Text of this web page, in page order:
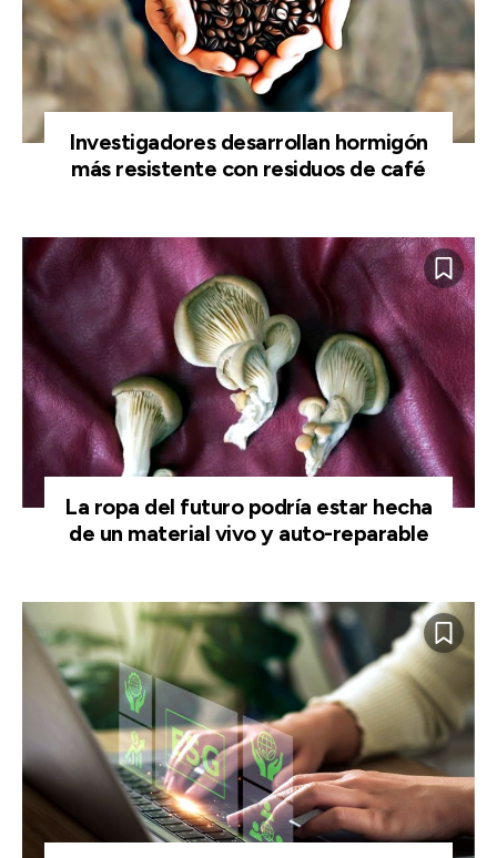
Investigadores desarrollan hormigón
más resistente con residuos de café
La ropa del futuro podría estar hecha
de un material vivo y auto-reparable